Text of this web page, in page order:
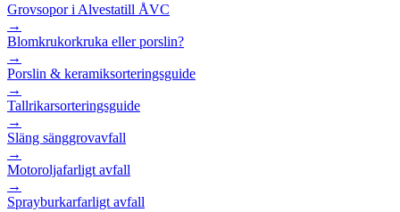
Grovsopor i Alvestatill ÅVC
→
Blomkrukorkruka eller porslin?
→
Porslin & keramiksorteringsguide
→
Tallrikarsorteringsguide
→
Släng sänggrovavfall
→
Motoroljafarligt avfall
→
Sprayburkarfarligt avfall